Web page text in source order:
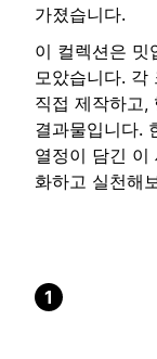
가졌습니다.
이 컬렉션은 밋
모았습니다. 각
직접 제작하고,
결과물입니다.
열정이 담긴
화하고 실천해
1